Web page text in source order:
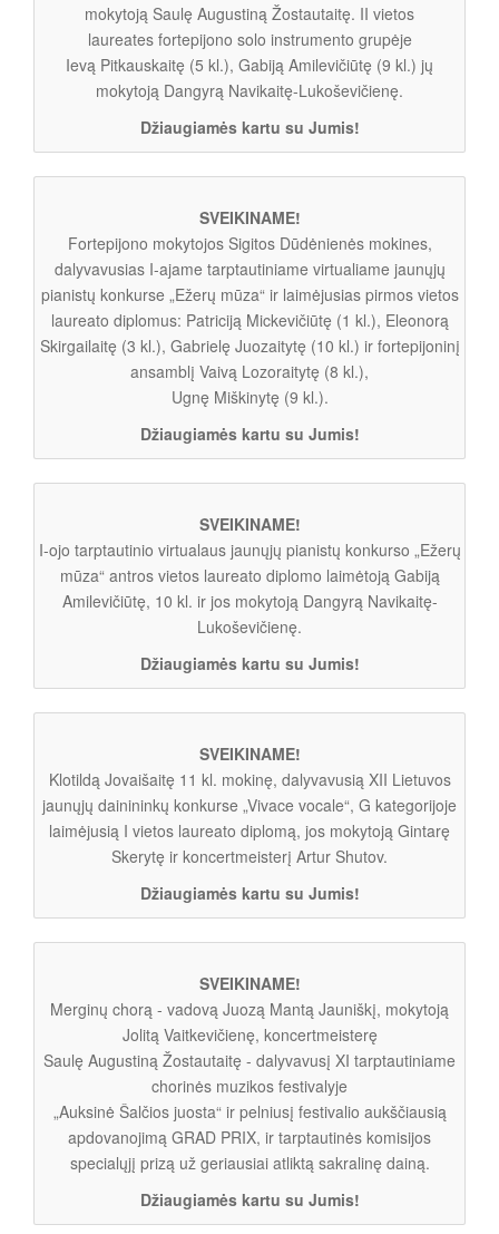
mokytoją Saulę Augustiną Žostautaitę. II vietos
laureates fortepijono solo instrumento grupėje
Ievą Pitkauskaitę (5 kl.), Gabiją Amilevičiūtę (9 kl.) jų
mokytoją Dangyrą Navikaitę-Lukoševičienę.
Džiaugiamės kartu su Jumis!
SVEIKINAME!
Fortepijono mokytojos Sigitos Dūdėnienės mokines,
dalyvavusias I-ajame tarptautiniame virtualiame jaunųjų
pianistų konkurse „Ežerų mūza“ ir laimėjusias pirmos vietos
laureato diplomus: Patriciją Mickevičiūtę (1 kl.), Eleonorą
Skirgailaitę (3 kl.), Gabrielę Juozaitytę (10 kl.) ir fortepijoninį
ansamblį Vaivą Lozoraitytę (8 kl.),
Ugnę Miškinytę (9 kl.).
Džiaugiamės kartu su Jumis!
SVEIKINAME!
I-ojo tarptautinio virtualaus jaunųjų pianistų konkurso „Ežerų
mūza“ antros vietos laureato diplomo laimėtoją Gabiją
Amilevičiūtę, 10 kl. ir jos mokytoją Dangyrą Navikaitę-
Lukoševičienę.
Džiaugiamės kartu su Jumis!
SVEIKINAME!
Klotildą Jovaišaitę 11 kl. mokinę, dalyvavusią XII Lietuvos
jaunųjų dainininkų konkurse „Vivace vocale“, G kategorijoje
laimėjusią I vietos laureato diplomą, jos mokytoją Gintarę
Skerytę ir koncertmeisterį Artur Shutov.
Džiaugiamės kartu su Jumis!
SVEIKINAME!
Merginų chorą - vadovą Juozą Mantą Jauniškį, mokytoją
Jolitą Vaitkevičienę, koncertmeisterę
Saulę Augustiną Žostautaitę - dalyvavusį XI tarptautiniame
chorinės muzikos festivalyje
„Auksinė Šalčios juosta“ ir pelniusį festivalio aukščiausią
apdovanojimą GRAD PRIX, ir tarptautinės komisijos
specialųjį prizą už geriausiai atliktą sakralinę dainą.
Džiaugiamės kartu su Jumis!